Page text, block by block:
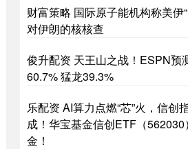
财富策略 国际原子能机构称美伊
对伊朗的核核查
俊升配资 天王山之战！ESPN预
60.7% 猛龙39.3%
乐配资 AI算力点燃“芯”火，信创
成！华宝基金信创ETF（562030
金！